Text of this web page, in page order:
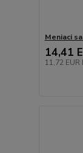
Meniaci
14,41
11,72 EUR